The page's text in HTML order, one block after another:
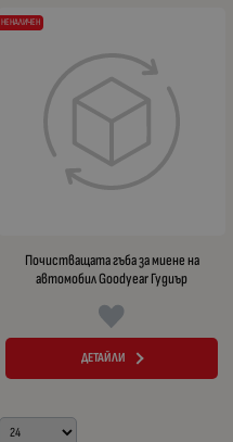
Почистващата гъба за миене на
автомобил Goodyear Гудиър
ДЕТАЙЛИ
НЕНАЛИЧЕН